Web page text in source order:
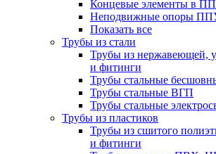
Концевые элементы в
Неподвижные опоры
Показать все
Трубы из стали
Трубы из нержавеющей,
и фитинги
Трубы стальные
Трубы стальные ВГП
Трубы стальные
Трубы из пластиков
Трубы из сшитого
и фитинги